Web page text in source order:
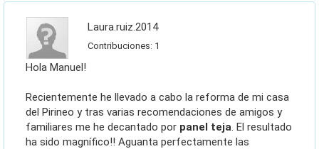
laura.ruiz.2014
Contribuciones: 1
Hola Manuel!
Recientemente he llevado a cabo la reforma de mi casa
del Pirineo y tras varias recomendaciones de amigos y
familiares me he decantado por panel teja. El resultado
ha sido magnífico!! Aguanta perfectamente las